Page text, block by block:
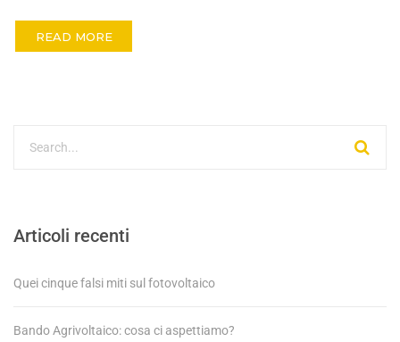
READ MORE
Articoli recenti
Quei cinque falsi miti sul fotovoltaico
Bando Agrivoltaico: cosa ci aspettiamo?